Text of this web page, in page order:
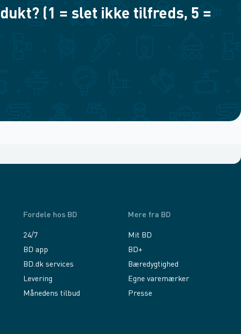
(1 = slet ikke tilfreds, 5 =
Fordele hos BD
24/7
BD app
BD.dk services
Levering
Månedens tilbud
Mere fra BD
Mit BD
BD+
Bæredygtighed
Egne varemærker
Presse